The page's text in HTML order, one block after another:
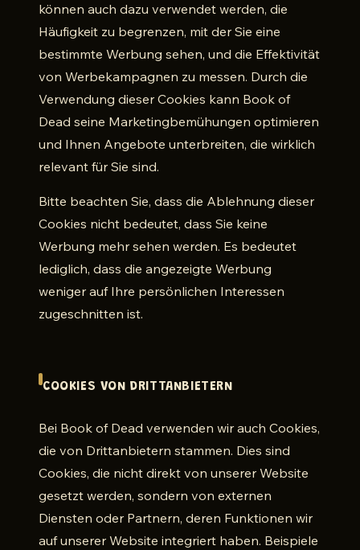
können auch dazu verwendet werden, die
Häufigkeit zu begrenzen, mit der Sie eine
bestimmte Werbung sehen, und die Effektivität
von Werbekampagnen zu messen. Durch die
Verwendung dieser Cookies kann Book of
Dead seine Marketingbemühungen optimieren
und Ihnen Angebote unterbreiten, die wirklich
relevant für Sie sind.
Bitte beachten Sie, dass die Ablehnung dieser
Cookies nicht bedeutet, dass Sie keine
Werbung mehr sehen werden. Es bedeutet
lediglich, dass die angezeigte Werbung
weniger auf Ihre persönlichen Interessen
zugeschnitten ist.
COOKIES VON DRITTANBIETERN
Bei Book of Dead verwenden wir auch Cookies,
die von Drittanbietern stammen. Dies sind
Cookies, die nicht direkt von unserer Website
gesetzt werden, sondern von externen
Diensten oder Partnern, deren Funktionen wir
auf unserer Website integriert haben. Beispiele